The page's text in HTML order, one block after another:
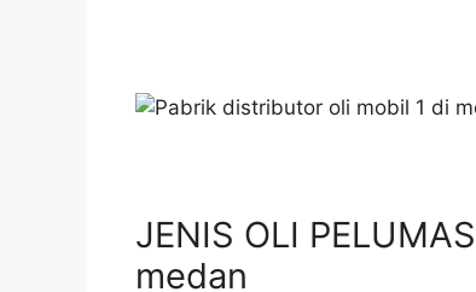
JENIS OLI
medan